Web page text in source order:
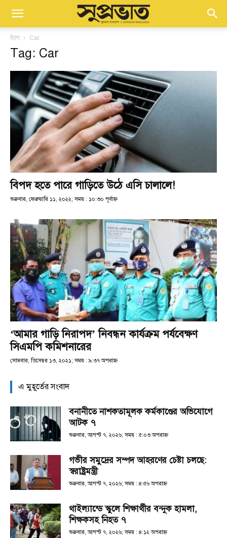
ট্যাগ Car
Tag: Car
বিপদ হতে পারে গাড়িতে উঠে এসি চালালে!
শুক্রবার, ফেব্রুয়ারি ১১, ২০২২; সময় : ১০:৩০ পূর্বাহ্ণ
‘আমার গাড়ি নিরাপদ’ নিবন্ধন কার্যক্রম পর্যবেক্ষণ
সিএমপি কমিশনারের
সোমবার, ডিসেম্বর ১৩, ২০২১; সময় : ৯:৩৭ অপরাহ্ণ
এ মুহূর্তের সংবাদ
বনানীতে নাশকতামূলক কর্মকাণ্ডের অভিযোগে
আটক ৭
শুক্রবার, আগস্ট ৭, ২০২৬; সময় : ৫:০৩ অপরাহ্ণ
গভীর সমুদ্রের সম্পদ আহরণের চেষ্টা চলছে:
স্বরাষ্ট্রমন্ত্রী
শুক্রবার, আগস্ট ৭, ২০২৬; সময় : ৪:৫৬ অপরাহ্ণ
থাইল্যান্ডে স্কুলে শিক্ষার্থীর বন্দুক হামলা,
শিক্ষকসহ নিহত ৭
শুক্রবার, আগস্ট ৭, ২০২৬; সময় : ৪:১২ অপরাহ্ণ